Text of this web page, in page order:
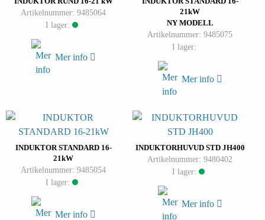
Artikelnummer: 9485064
I lager:
Mer info
21kW
NY MODELL
Artikelnummer: 9485075
I lager:
Mer info
INDUKTOR STANDARD 16-
21kW
Artikelnummer: 9485054
I lager:
Mer info
INDUKTORHUVUD STD JH400
Artikelnummer: 9480402
I lager:
Mer info